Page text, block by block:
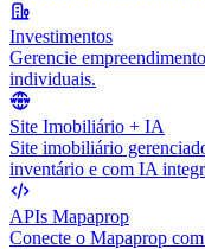
Investimentos
Gerencie
individuais.
Site Imobiliário + IA
Site imobiliário
inventário e com IA
APIs Mapaprop
Conecte o Mapaprop